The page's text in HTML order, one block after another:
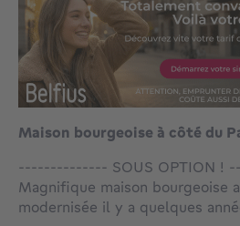
Maison bourgeoise à côté du
-------------- SOUS OPTION !
Magnifique maison bourgeoise
modernisée il y a quelques